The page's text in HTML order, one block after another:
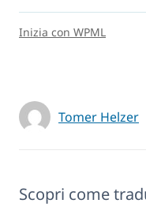
Tomer Helzer
Scopri come
Inizia con WPML